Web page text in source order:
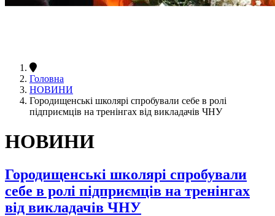
Головна
НОВИНИ
Городищенські школярі спробували себе в ролі
підприємців на тренінгах від викладачів ЧНУ
НОВИНИ
Городищенські школярі спробували
себе в ролі підприємців на тренінгах
від викладачів ЧНУ